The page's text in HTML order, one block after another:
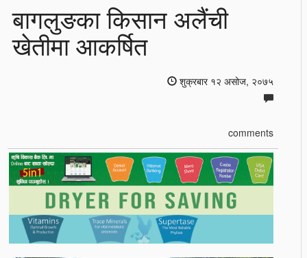
बागलुङका किसान अलैंची
खेतीमा आकर्षित
शुक्रबार १२ असोज, २०७५
comments